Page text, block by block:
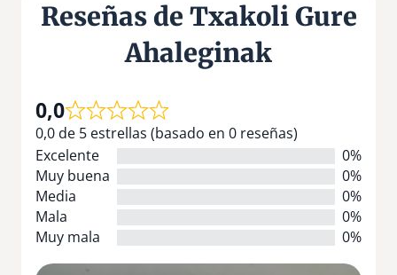
Reseñas de Txakoli Gure
Ahaleginak
0,0
0,0 de 5 estrellas (basado en 0 reseñas)
Excelente
0%
Muy buena
0%
Media
0%
Mala
0%
Muy mala
0%